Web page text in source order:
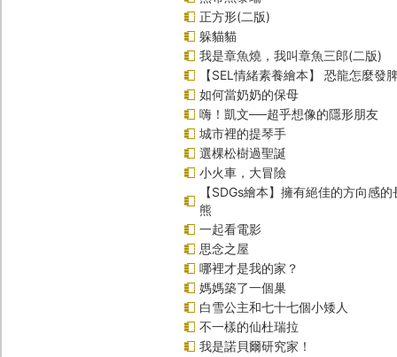
正方形(二版)
躲貓貓
我是章魚燒，我叫章魚三郎(二版)
【SEL情緒素養繪本】 恐龍怎麼發
如何當奶奶的保母
嗨！凱文──超乎想像的隱形朋友
城市裡的提琴手
選棵松樹過聖誕
小火車，大冒險
【SDGs繪本】擁有絕佳的方向感
熊
一起看電影
思念之屋
哪裡才是我的家？
媽媽築了一個巢
白雪公主和七十七個小矮人
不一樣的仙杜瑞拉
我是諾貝爾研究家！